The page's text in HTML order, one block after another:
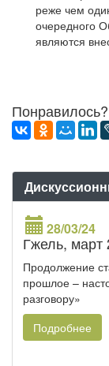
реже чем
очередного
являются
28/03/24
Гжель, март
Продолжение
прошлое –
разговору»
Подробнее